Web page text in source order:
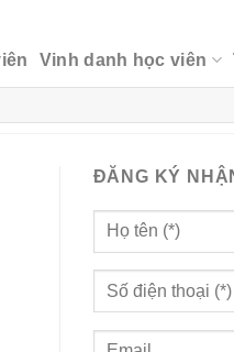
Vinh danh học viên
ĐĂNG KÝ